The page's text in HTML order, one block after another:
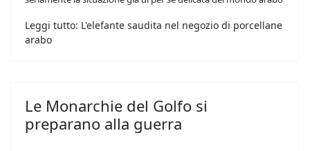
Leggi tutto: L'elefante saudita nel negozio di porcellane
arabo
Le Monarchie del Golfo si
preparano alla guerra